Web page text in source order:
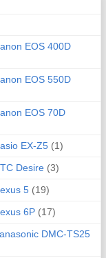
EOS 400D
EOS 550D
EOS 70D
EX-Z5 (1)
Desire (3)
5 (19)
6P (17)
DMC-TS25